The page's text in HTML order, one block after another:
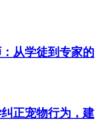
从学徒到专家的
正宠物行为，建